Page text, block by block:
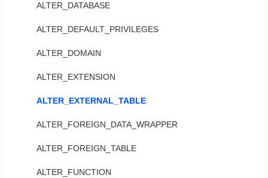
ALTER_DATABASE
ALTER_DEFAULT_PRIVILEGES
ALTER_DOMAIN
ALTER_EXTENSION
ALTER_EXTERNAL_TABLE
ALTER_FOREIGN_DATA_WRAPPER
ALTER_FOREIGN_TABLE
ALTER_FUNCTION